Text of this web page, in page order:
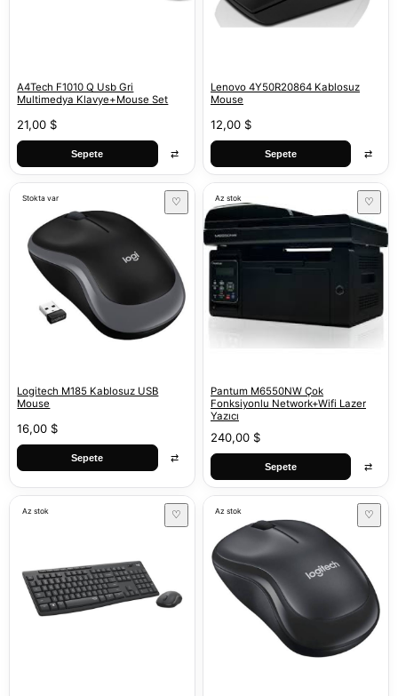
A4Tech F1010 Q Usb Gri
Multimedya Klavye+Mouse Set
21,00 $
Sepete ⇄
Lenovo 4Y50R20864 Kablosuz
Mouse
12,00 $
Sepete ⇄
Stokta var ♡
Logitech M185 Kablosuz USB
Mouse
16,00 $
Sepete ⇄
Az stok ♡
Pantum M6550NW Çok
Fonksiyonlu Network+Wifi Lazer
Yazıcı
240,00 $
Sepete ⇄
Az stok ♡ Az stok ♡